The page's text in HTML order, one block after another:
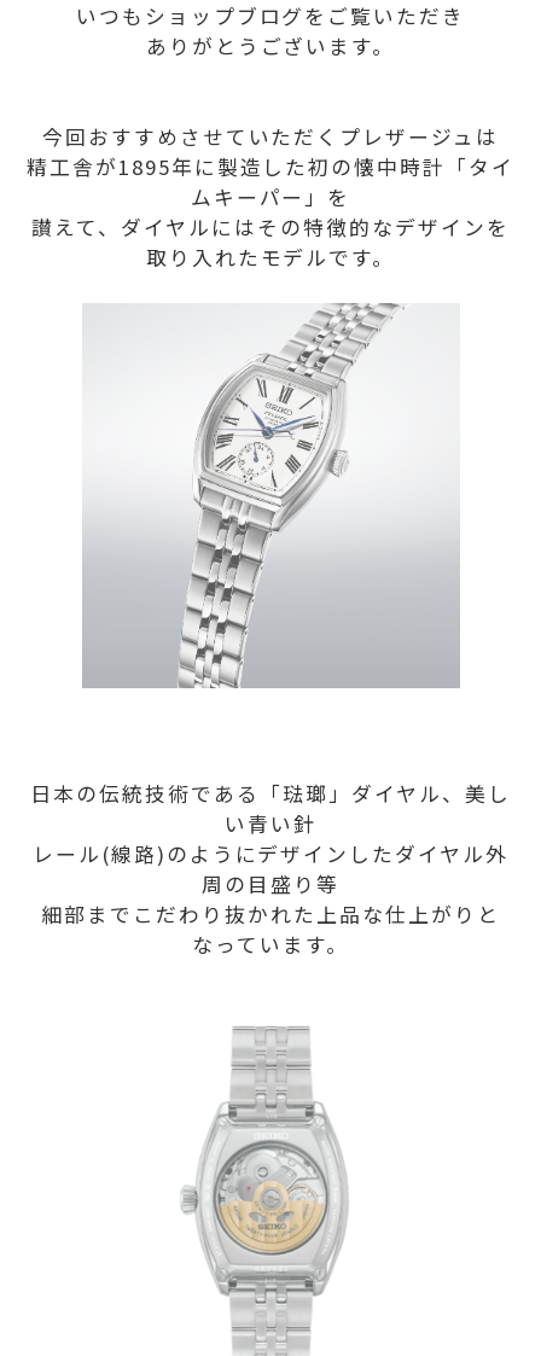
いつもショップブログをご覧いただき
ありがとうございます。
今回おすすめさせていただくプレザージュは
精工舎が1895年に製造した初の懐中時計「タイ
ムキーパー」を
讃えて、ダイヤルにはその特徴的なデザインを
取り入れたモデルです。
日本の伝統技術である「琺瑯」ダイヤル、美し
い青い針
レール(線路)のようにデザインしたダイヤル外
周の目盛り等
細部までこだわり抜かれた上品な仕上がりと
なっています。